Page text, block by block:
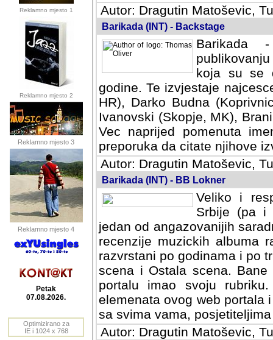
Reklamno mjesto 1
Reklamno mjesto 2
Reklamno mjesto 3
Reklamno mjesto 4
Petak
07.08.2026.
Optimizirano za
IE i 1024 x 768
Autor: Dragutin Matoševic,
Barikada (INT) - Backstage
Barikada
koja su se
godine. Te izvjestaje
HR), Darko Budna
Ivanovski (Skopje, MK),
Vec naprijed pomenuta
preporuka da citate njihove
Autor: Dragutin Matoševic,
Barikada (INT) - BB Lokner
Veliko i
Srbije (pa i
jedan od angazovanijih
recenzije muzickih albuma
razvrstani po godinama i po
scena i Ostala scena.
portalu imao svoju
elemenata ovog web portala
sa svima vama,
Autor: Dragutin Matoševic,